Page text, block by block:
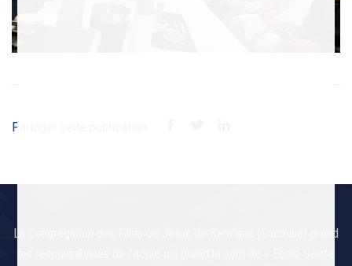
Partager cette publication :
La Congrégation des Filles de Jésus de Kermaria (Locminé) prend